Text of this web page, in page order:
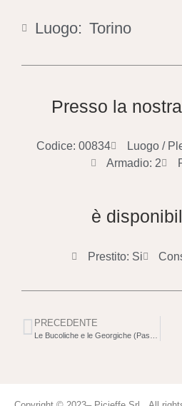
Luogo: Torino
Presso la
Codice: 00834
Luogo /
Armadio: 2
è
Prestito: Si
PRECEDENTE